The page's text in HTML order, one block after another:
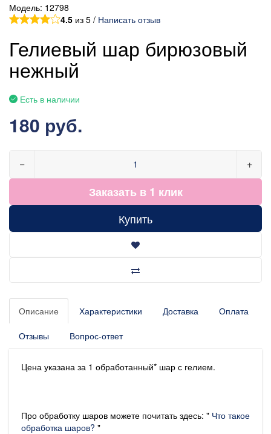
Модель: 12798
4.5 из 5 / Написать отзыв
Гелиевый шар бирюзовый
нежный
Есть в наличии
180 руб.
− +
Заказать в 1 клик
Купить
Описание Характеристики Доставка Оплата
Отзывы Вопрос-ответ
Цена указана за 1 обработанный* шар с гелием.
Про обработку шаров можете почитать здесь: " Что такое
обработка шаров? "